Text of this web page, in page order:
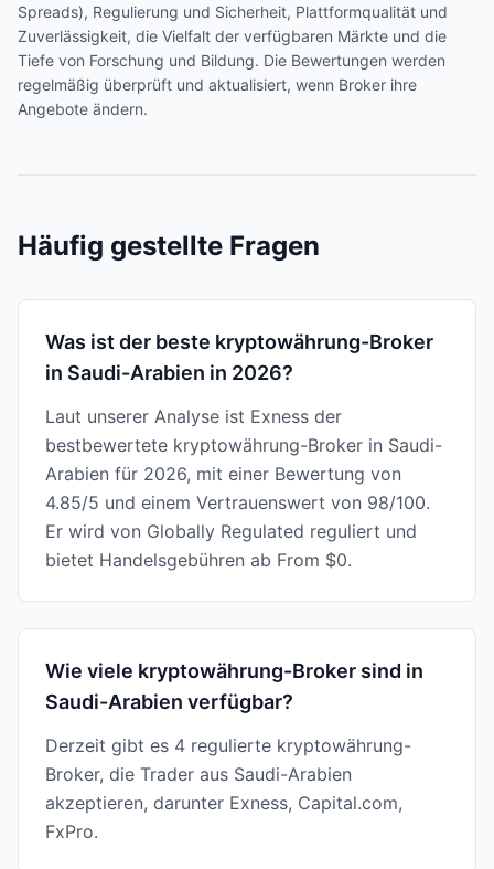
Spreads), Regulierung und Sicherheit, Plattformqualität und
Zuverlässigkeit, die Vielfalt der verfügbaren Märkte und die
Tiefe von Forschung und Bildung. Die Bewertungen werden
regelmäßig überprüft und aktualisiert, wenn Broker ihre
Angebote ändern.
Häufig gestellte Fragen
Was ist der beste kryptowährung-Broker
in Saudi-Arabien in 2026?
Laut unserer Analyse ist Exness der
bestbewertete kryptowährung-Broker in Saudi-
Arabien für 2026, mit einer Bewertung von
4.85/5 und einem Vertrauenswert von 98/100.
Er wird von Globally Regulated reguliert und
bietet Handelsgebühren ab From $0.
Wie viele kryptowährung-Broker sind in
Saudi-Arabien verfügbar?
Derzeit gibt es 4 regulierte kryptowährung-
Broker, die Trader aus Saudi-Arabien
akzeptieren, darunter Exness, Capital.com,
FxPro.